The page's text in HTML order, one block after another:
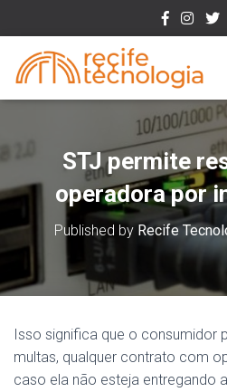
STJ permite
operadora por
Published by Recife
Isso significa que o consumidor
multas, qualquer contrato com
caso ela não esteja entregando